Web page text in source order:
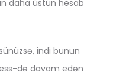
daha üstün hesab
indi bunun
də davam edən